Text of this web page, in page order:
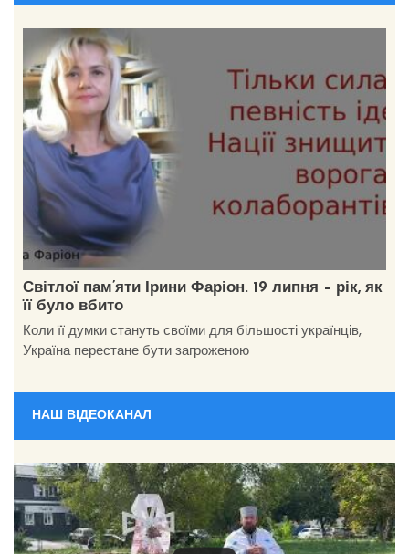
Світлої пам’яти Ірини Фаріон. 19 липня – рік, як
її було вбито
Коли її думки стануть своїми для більшості українців,
Україна перестане бути загроженою
НАШ ВІДЕОКАНАЛ